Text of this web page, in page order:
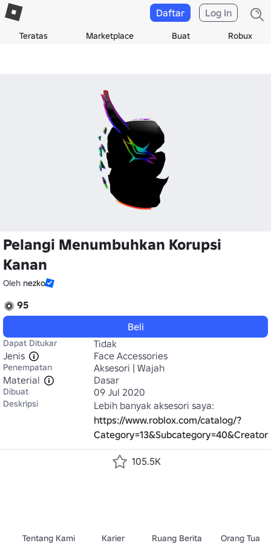
Teratas Marketplace Buat Robux
Daftar Log In
Pelangi Menumbuhkan Korupsi
Kanan
Oleh nezko
95
Beli
Dapat Ditukar
Tidak
Jenis
Face Accessories
Penempatan
Aksesori | Wajah
Material
Dasar
Dibuat 09 Jul 2020
Deskripsi
https://www.roblox.com/catalog/?
105.5K
Tentang Kami Karier Ruang Berita Orang Tua